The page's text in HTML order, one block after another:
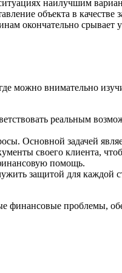
наилучшим
объекта в качестве
окончательно срывает
можно внимательно
реальным
Основной задачей
своего клиента,
помощь.
защитой для каждой
финансовые проблемы,